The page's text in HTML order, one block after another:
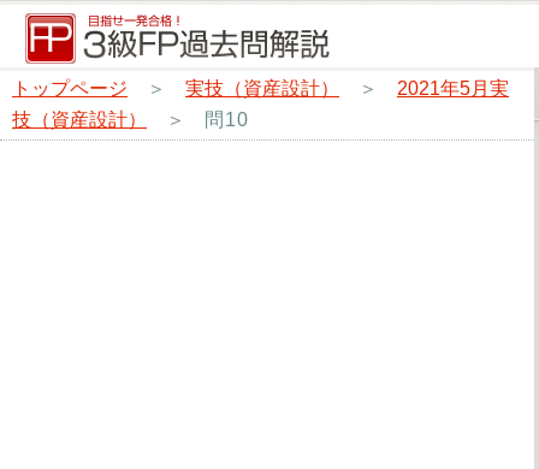
トップページ ＞ 実技（資産設計） ＞ 2021年5月実
技（資産設計）
＞ 問10